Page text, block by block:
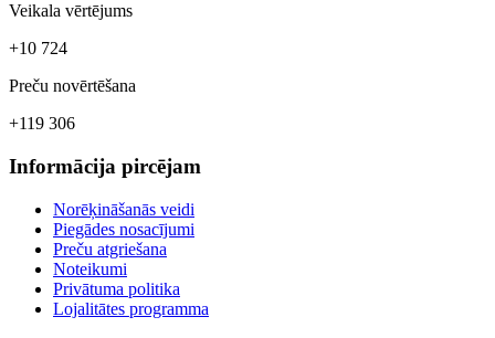
Veikala vērtējums
+10 724
Preču novērtēšana
+119 306
Informācija pircējam
Norēķināšanās veidi
Piegādes nosacījumi
Preču atgriešana
Noteikumi
Privātuma politika
Lojalitātes programma